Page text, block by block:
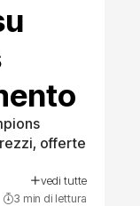
offerte
vedi tutte
3 min di lettura